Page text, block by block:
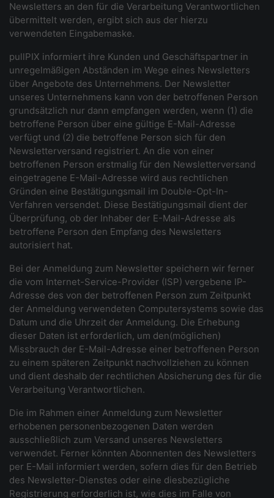
Newsletters an den für die Verarbeitung Verantwortlichen
übermittelt werden, ergibt sich aus der hierzu
verwendeten Eingabemaske.
pullPIX informiert ihre Kunden und Geschäftspartner in
unregelmäßigen Abständen im Wege eines Newsletters
über Angebote des Unternehmens. Der Newsletter
unseres Unternehmens kann von der betroffenen Person
grundsätzlich nur dann empfangen werden, wenn (1) die
betroffene Person über eine gültige E-Mail-Adresse
verfügt und (2) die betroffene Person sich für den
Newsletterversand registriert. An die von einer
betroffenen Person erstmalig für den Newsletterversand
eingetragene E-Mail-Adresse wird aus rechtlichen
Gründen eine Bestätigungsmail im Double-Opt-In-
Verfahren versendet. Diese Bestätigungsmail dient der
Überprüfung, ob der Inhaber der E-Mail-Adresse als
betroffene Person den Empfang des Newsletters
autorisiert hat.
Bei der Anmeldung zum Newsletter speichern wir ferner
die vom Internet-Service-Provider (ISP) vergebene IP-
Adresse des von der betroffenen Person zum Zeitpunkt
der Anmeldung verwendeten Computersystems sowie das
Datum und die Uhrzeit der Anmeldung. Die Erhebung
dieser Daten ist erforderlich, um den(möglichen)
Missbrauch der E-Mail-Adresse einer betroffenen Person
zu einem späteren Zeitpunkt nachvollziehen zu können
und dient deshalb der rechtlichen Absicherung des für die
Verarbeitung Verantwortlichen.
Die im Rahmen einer Anmeldung zum Newsletter
erhobenen personenbezogenen Daten werden
ausschließlich zum Versand unseres Newsletters
verwendet. Ferner könnten Abonnenten des Newsletters
per E-Mail informiert werden, sofern dies für den Betrieb
des Newsletter-Dienstes oder eine diesbezügliche
Registrierung erforderlich ist, wie dies im Falle von